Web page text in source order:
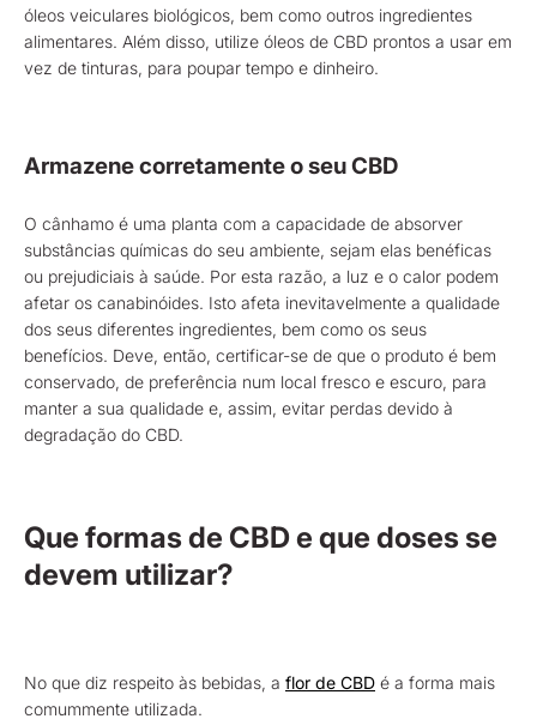
óleos veiculares biológicos, bem como outros ingredientes
alimentares. Além disso, utilize óleos de CBD prontos a usar em
vez de tinturas, para poupar tempo e dinheiro.
Armazene corretamente o seu CBD
O cânhamo é uma planta com a capacidade de absorver
substâncias químicas do seu ambiente, sejam elas benéficas
ou prejudiciais à saúde. Por esta razão, a luz e o calor podem
afetar os canabinóides. Isto afeta inevitavelmente a qualidade
dos seus diferentes ingredientes, bem como os seus
benefícios. Deve, então, certificar-se de que o produto é bem
conservado, de preferência num local fresco e escuro, para
manter a sua qualidade e, assim, evitar perdas devido à
degradação do CBD.
Que formas de CBD e que doses se
devem utilizar?
No que diz respeito às bebidas, a flor de CBD é a forma mais
comummente utilizada.